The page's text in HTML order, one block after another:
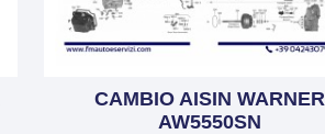
CAMBIO AISIN WARNER
AW5550SN